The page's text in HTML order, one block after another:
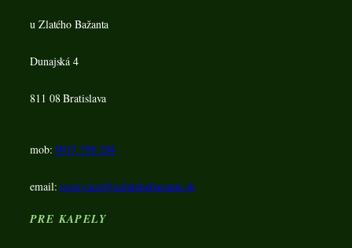
u Zlatého Bažanta
Dunajská 4
811 08 Bratislava
mob: 0915 790 294
email:rezervacie@uzlatehobazanta.sk
PRE KAPELY